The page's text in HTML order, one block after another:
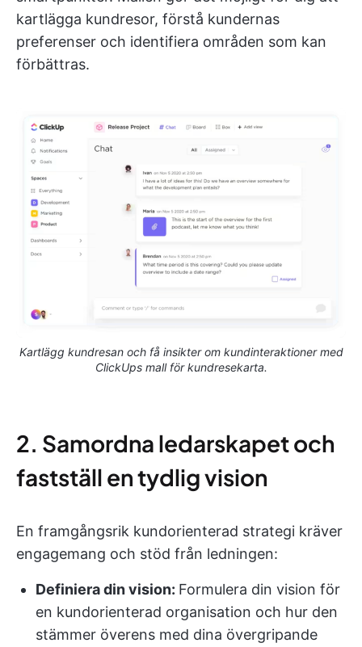
kartlägga kundresor, förstå kundernas
preferenser och identifiera områden som kan
förbättras.
Kartlägg kundresan och få insikter om kundinteraktioner med
ClickUps mall för kundresekarta.
2. Samordna ledarskapet och
fastställ en tydlig vision
En framgångsrik kundorienterad strategi kräver
engagemang och stöd från ledningen:
Definiera din vision: Formulera din vision för
en kundorienterad organisation och hur den
stämmer överens med dina övergripande